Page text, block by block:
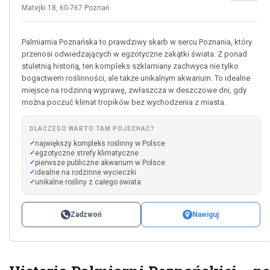
Matejki 18, 60-767 Poznań
Palmiarnia Poznańska to prawdziwy skarb w sercu Poznania, który
przenosi odwiedzających w egzotyczne zakątki świata. Z ponad
stuletnią historią, ten kompleks szklarniany zachwyca nie tylko
bogactwem roślinności, ale także unikalnym akwarium. To idealne
miejsce na rodzinną wyprawę, zwłaszcza w deszczowe dni, gdy
można poczuć klimat tropików bez wychodzenia z miasta.
DLACZEGO WARTO TAM POJECHAĆ?
największy kompleks roślinny w Polsce
egzotyczne strefy klimatyczne
pierwsze publiczne akwarium w Polsce
idealne na rodzinne wycieczki
unikalne rośliny z całego świata
Zadzwoń Nawiguj